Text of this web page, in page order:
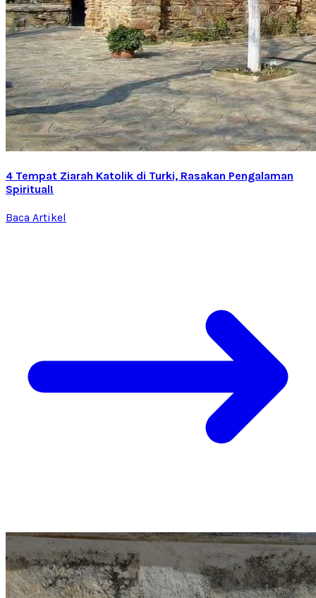
4 Tempat Ziarah Katolik di Turki, Rasakan Pengalaman
Spiritual!
Baca Artikel